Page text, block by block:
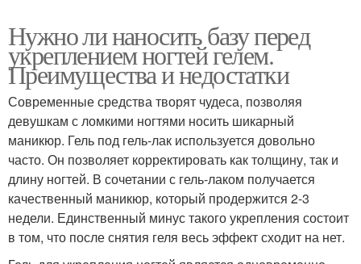
Нужно ли наносить базу перед
укреплением ногтей гелем.
Преимущества и недостатки
Современные средства творят чудеса, позволяя
девушкам с ломкими ногтями носить шикарный
маникюр. Гель под гель-лак используется довольно
часто. Он позволяет корректировать как толщину, так и
длину ногтей. В сочетании с гель-лаком получается
качественный маникюр, который продержится 2-3
недели. Единственный минус такого укрепления состоит
в том, что после снятия геля весь эффект сходит на нет.